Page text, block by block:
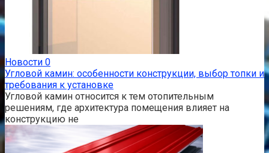
Новости 0
Угловой камин: особенности конструкции, выбор топки и
требования к установке
Угловой камин относится к тем отопительным
решениям, где архитектура помещения влияет на
конструкцию не